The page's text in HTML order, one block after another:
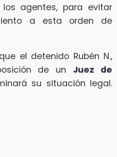
agentes, para evitar
a esta orden de
el detenido Rubén N.,
de un Juez de
su situación legal.